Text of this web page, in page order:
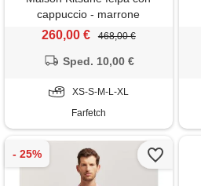
cappuccio - marrone
260,00 € 468,00 €
Sped. 10,00 €
XS-S-M-L-XL
Farfetch